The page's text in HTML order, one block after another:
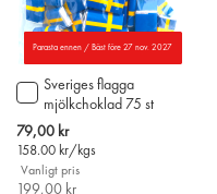
Parasta ennen / Bäst före 27 nov. 2027
Sveriges flagga
mjölkchoklad 75 st
Special
Price
79,00 kr
158.00 kr/kgs
Vanligt pris
199,00 kr
Lägg
till
i
varukorgen